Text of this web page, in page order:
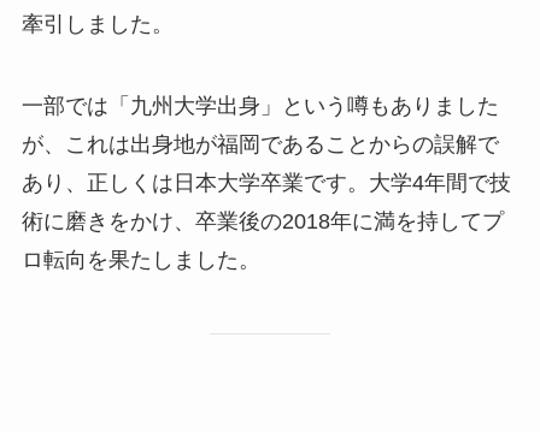
牽引しました。
一部では「九州大学出身」という噂もありました
が、これは出身地が福岡であることからの誤解で
あり、正しくは日本大学卒業です。大学4年間で技
術に磨きをかけ、卒業後の2018年に満を持してプ
ロ転向を果たしました。